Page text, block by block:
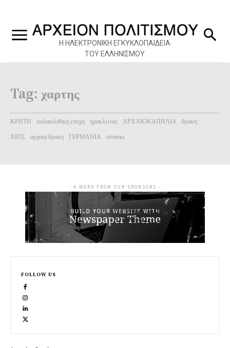
Η ΗΛΕΚΤΡΟΝΙΚΗ ΕΓΚΥΚΛΟΠΑΙΔΕΙΑ
ΤΟΥ ΕΛΛΗΝΙΣΜΟΥ
Tag: χαρτης
ΚΡΗΤΗ παλαιολιθικη εποχη ηρακλειτος ΑΡΧΑΙΟΚΑΠΗΛΙΑ
θρακη
ΧΙΟΣ αρχαια θρακη ΓΕΡΜΑΝΙΑ ισπανια
- A WORD FROM OUR SPONSORS -
FOLLOW US